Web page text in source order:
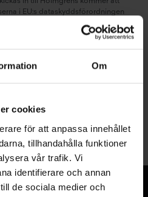
Om
cookies
för att anpassa innehållet
tillhandahålla funktioner
vår trafik. Vi
identifierare och annan
de sociala medier och
i EU:s dataskyddsförordningen
mer om hur vi behandlar dina